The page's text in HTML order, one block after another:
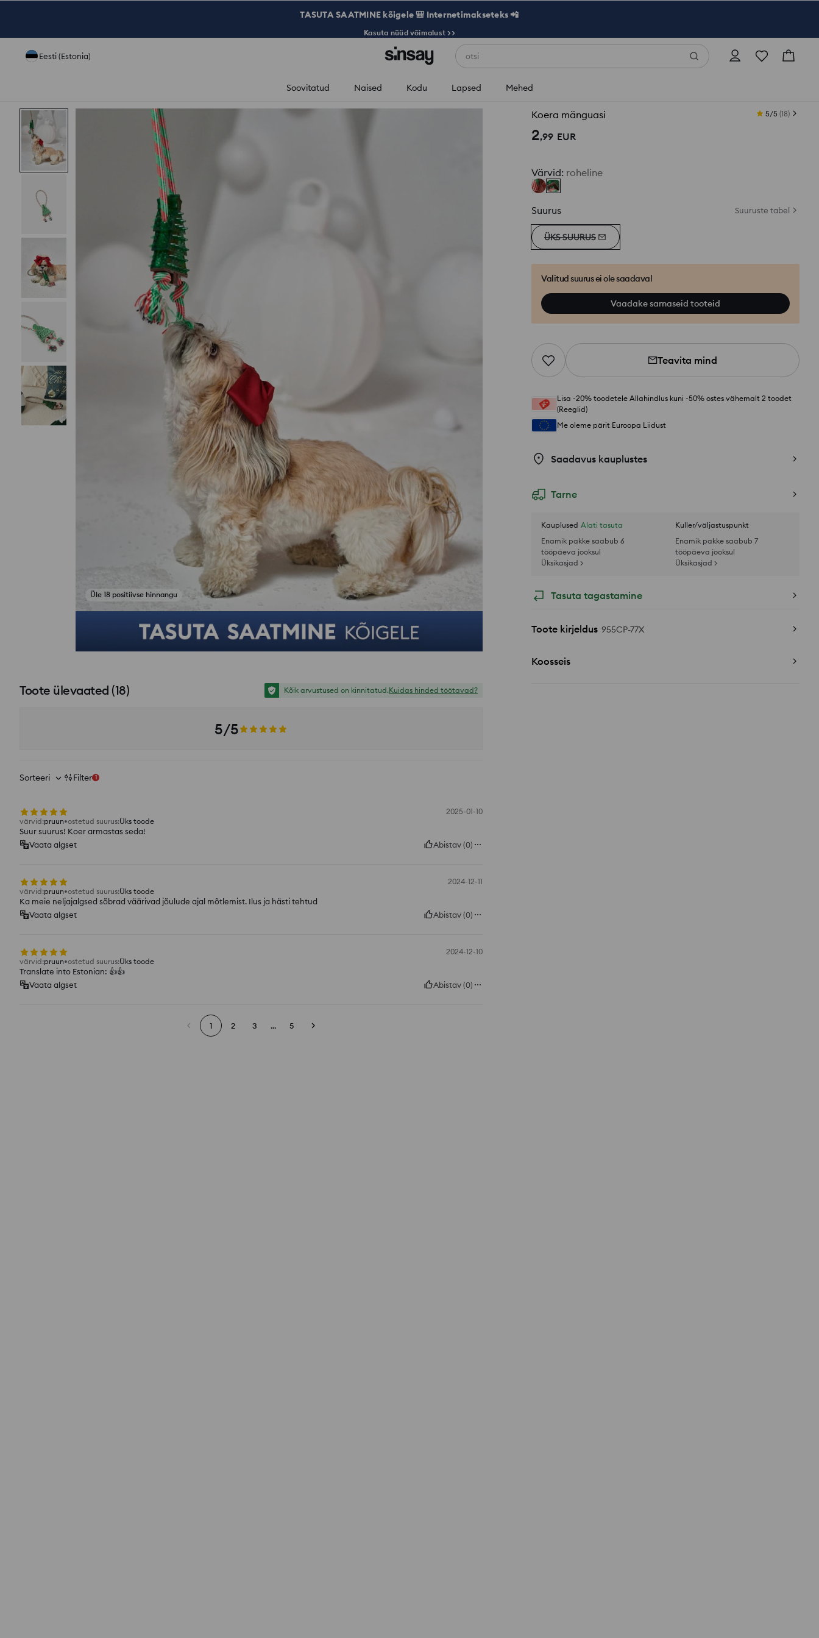
TASUTA SAATMINE kõigele 🎒 Internetimakseteks 📲
Kasuta nüüd võimalust >>
Eesti (Estonia) otsi
Soovitatud Naised Kodu Lapsed Mehed
Koera mänguasi 5/5 (18)
2,99 EUR
Värvid: roheline
Suurus Suuruste tabel
ÜKS SUURUS
Valitud suurus ei ole saadaval
Vaadake sarnaseid tooteid
Teavita mind
Lisa -20% toodetele Allahindlus kuni -50% ostes vähemalt 2 toodet
(Reeglid)
Me oleme pärit Euroopa Liidust
Saadavus kauplustes
Tarne
Kauplused Alati tasuta
Enamik pakke saabub 6
tööpäeva jooksul
Üksikasjad >
Kuller/väljastuspunkt
Enamik pakke saabub 7
tööpäeva jooksul
Üksikasjad >
Tasuta tagastamine
Toote kirjeldus 955CP-77X
Koosseis
Toote ülevaated (18) Kõik arvustused on kinnitatud.Kuidas hinded töötavad?
5/5
Sorteeri Filter 1
2025-01-10
värvid:pruun ostetud suurus:Üks toode
Suur suurus! Koer armastas seda!
Vaata algset
Abistav(0)
2024-12-11
värvid:pruun ostetud suurus:Üks toode
Ka meie neljajalgsed sõbrad väärivad jõulude ajal mõtlemist. Ilus ja hästi tehtud
Vaata algset
Abistav(0)
2024-12-10
värvid:pruun ostetud suurus:Üks toode
Translate into Estonian: 👍️👍️
Vaata algset
Abistav(0)
1 2 3 ... 5